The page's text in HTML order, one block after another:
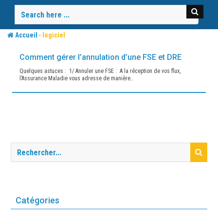
content
Accueil - logiciel
Comment gérer l’annulation d’une FSE et DRE
Quelques astuces : 1/ Annuler une FSE : A la réception de vos flux,
l’Assurance Maladie vous adresse de manière…
Catégories